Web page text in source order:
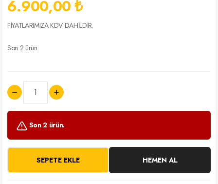
6.900,00 ₺
FİYATLARIMIZA KDV DAHİLDİR.
Son 2 ürün.
Son 2 ürün.
SEPETE EKLE HEMEN AL